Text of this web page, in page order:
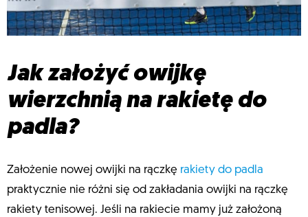
Jak założyć owijkę
wierzchnią na rakietę do
padla?
Założenie nowej owijki na rączkę rakiety do padla
praktycznie nie różni się od zakładania owijki na rączkę
rakiety tenisowej. Jeśli na rakiecie mamy już założoną